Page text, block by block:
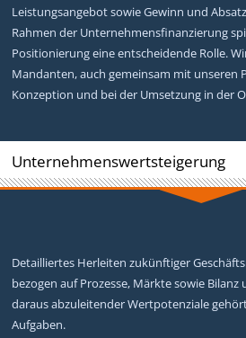
Leistungsangebot sowie Gewinn und
Rahmen der Unternehmensfinanzierung
Positionierung eine entscheidende Rolle.
Mandanten, auch gemeinsam mit unseren
Konzeption und bei der Umsetzung in der
Unternehmenswertsteigerung
Detailliertes Herleiten zukünftiger
bezogen auf Prozesse, Märkte sowie Bilanz
daraus abzuleitender Wertpotenziale
Aufgaben.